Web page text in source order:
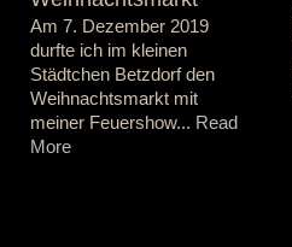
Am 7. Dezember 2019
durfte ich im kleinen
Städtchen Betzdorf den
Weihnachtsmarkt mit
meiner Feuershow... Read
More